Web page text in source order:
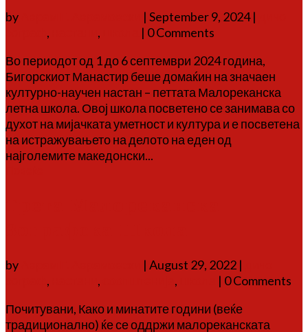
by | September 9, 2024|
, ,
| 0 Comments
Во периодот од 1 до 6 септември 2024 година,
Бигорскиот Манастир беше домаќин на значаен
културно-научен настан – петтата Малореканска
летна школа. Овој школа посветено се занимава со
духот на мијачката уметност и култура и е посветена
на истражувањето на делото на еден од
најголемите македонски...
by | August 29, 2022 |
, , ,
| 0 Comments
Почитувани, Како и минатите години (веќе
традиционално) ќе се оддржи малореканската